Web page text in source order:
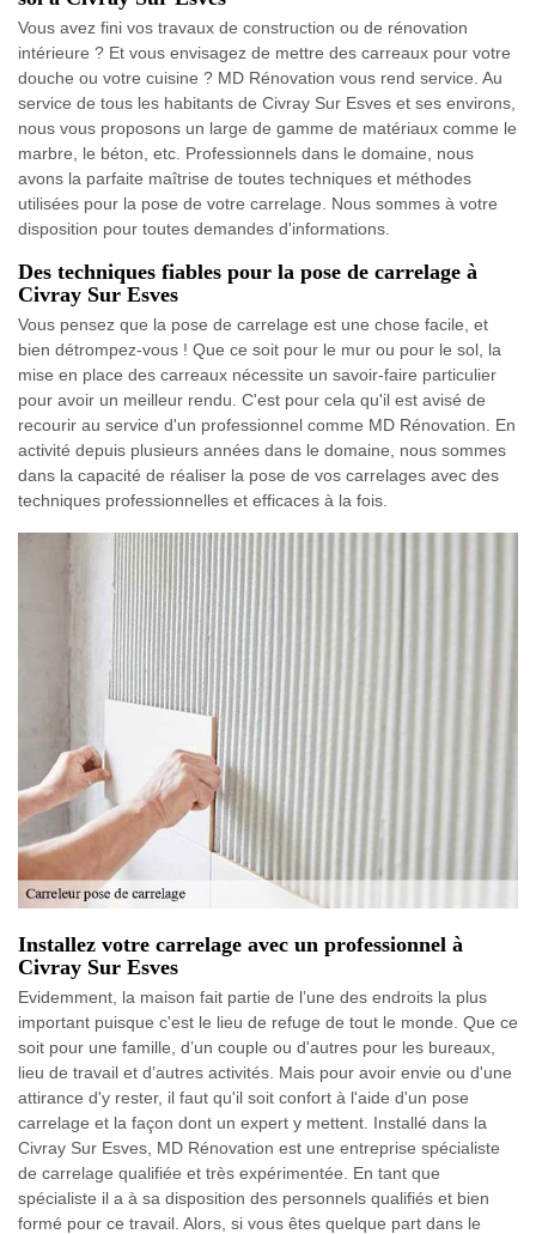
Vous avez fini vos travaux de construction ou de rénovation
intérieure ? Et vous envisagez de mettre des carreaux pour votre
douche ou votre cuisine ? MD Rénovation vous rend service. Au
service de tous les habitants de Civray Sur Esves et ses environs,
nous vous proposons un large de gamme de matériaux comme le
marbre, le béton, etc. Professionnels dans le domaine, nous
avons la parfaite maîtrise de toutes techniques et méthodes
utilisées pour la pose de votre carrelage. Nous sommes à votre
disposition pour toutes demandes d'informations.
Des techniques fiables pour la pose de carrelage à
Civray Sur Esves
Vous pensez que la pose de carrelage est une chose facile, et
bien détrompez-vous ! Que ce soit pour le mur ou pour le sol, la
mise en place des carreaux nécessite un savoir-faire particulier
pour avoir un meilleur rendu. C'est pour cela qu'il est avisé de
recourir au service d'un professionnel comme MD Rénovation. En
activité depuis plusieurs années dans le domaine, nous sommes
dans la capacité de réaliser la pose de vos carrelages avec des
techniques professionnelles et efficaces à la fois.
Installez votre carrelage avec un professionnel à
Civray Sur Esves
Evidemment, la maison fait partie de l’une des endroits la plus
important puisque c'est le lieu de refuge de tout le monde. Que ce
soit pour une famille, d’un couple ou d'autres pour les bureaux,
lieu de travail et d’autres activités. Mais pour avoir envie ou d'une
attirance d'y rester, il faut qu'il soit confort à l'aide d'un pose
carrelage et la façon dont un expert y mettent. Installé dans la
Civray Sur Esves, MD Rénovation est une entreprise spécialiste
de carrelage qualifiée et très expérimentée. En tant que
spécialiste il a à sa disposition des personnels qualifiés et bien
formé pour ce travail. Alors, si vous êtes quelque part dans le